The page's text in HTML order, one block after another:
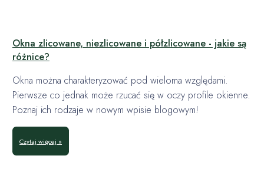
Okna zlicowane, niezlicowane i półzlicowane - jakie są
różnice?
Okna można charakteryzować pod wieloma względami.
Pierwsze co jednak może rzucać się w oczy profile okienne.
Poznaj ich rodzaje w nowym wpisie blogowym!
Czytaj więcej »